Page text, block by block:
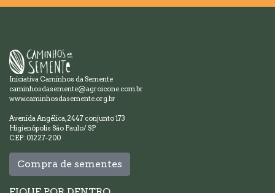
Iniciativa Caminhos da Semente
caminhosdasemente@agroicone.com.br
www.caminhosdasemente.org.br
Avenida Angélica, 2447 conjunto 173
Higienópolis São Paulo/ SP
CEP: 01227-200
Compra de sementes